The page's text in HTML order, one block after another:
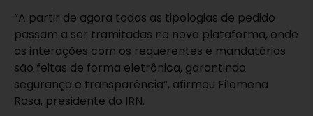
“A partir de agora todas as tipologias de pedido
passam a ser tramitadas na nova plataforma, onde
as interações com os requerentes e mandatários
são feitas de forma eletrônica, garantindo
segurança e transparência”, afirmou Filomena
Rosa, presidente do IRN.